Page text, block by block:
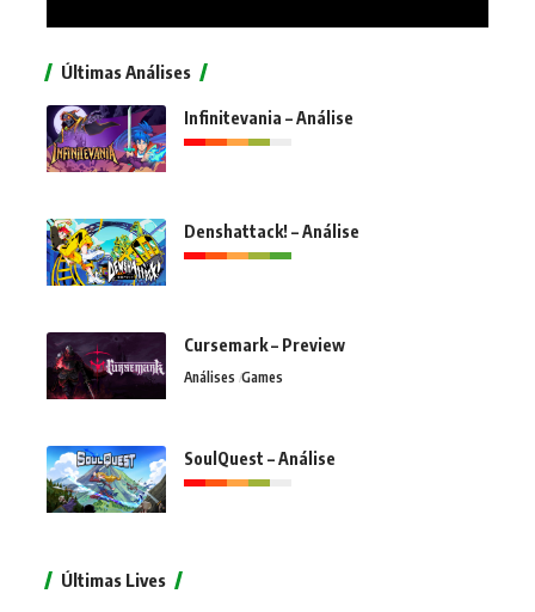
Últimas Análises
Infinitevania – Análise
Denshattack! – Análise
Cursemark – Preview
Análises Games
SoulQuest – Análise
Últimas Lives